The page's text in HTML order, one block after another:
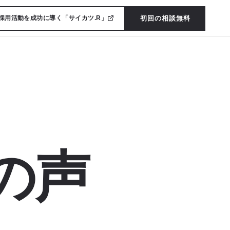
用活動を成功に導く「サイカツ.R」 初回の相談無料
声